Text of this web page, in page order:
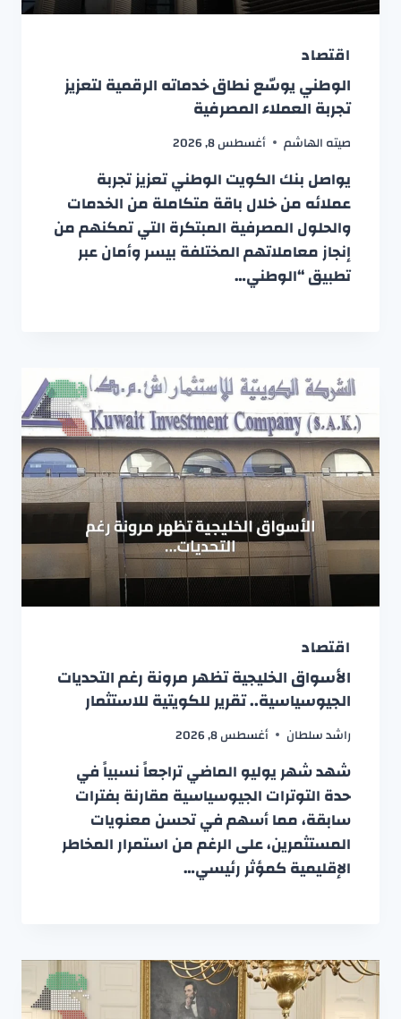
اقتصاد
الوطني يوسّع نطاق خدماته الرقمية لتعزيز
تجربة العملاء المصرفية
صيته الهاشم أغسطس 8, 2026
يواصل بنك الكويت الوطني تعزيز تجربة
عملائه من خلال باقة متكاملة من الخدمات
والحلول المصرفية المبتكرة التي تمكنهم من
إنجاز معاملاتهم المختلفة بيسر وأمان عبر
تطبيق “الوطني…
اقتصاد
الأسواق الخليجية تظهر مرونة رغم التحديات
الجيوسياسية.. تقرير للكويتية للاستثمار
راشد سلطان أغسطس 8, 2026
شهد شهر يوليو الماضي تراجعاً نسبياً في
حدة التوترات الجيوسياسية مقارنة بفترات
سابقة، مما أسهم في تحسن معنويات
المستثمرين، على الرغم من استمرار المخاطر
الإقليمية كمؤثر رئيسي…